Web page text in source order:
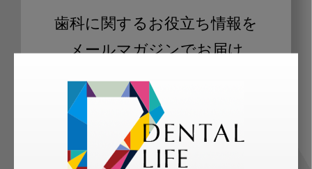
歯科に関するお役立ち情報を
メールマガジンでお届け
ご登録いただいた職種（歯科医師、歯
科衛生士、歯科技工士）に合わせた内